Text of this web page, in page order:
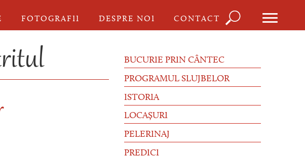
FOTOGRAFII DESPRE NOI CONTACT
căutare
BUCURIE PRIN CÂNTEC
PROGRAMUL SLUJBELOR
ISTORIA
LOCAȘURI
PELERINAJ
PREDICI